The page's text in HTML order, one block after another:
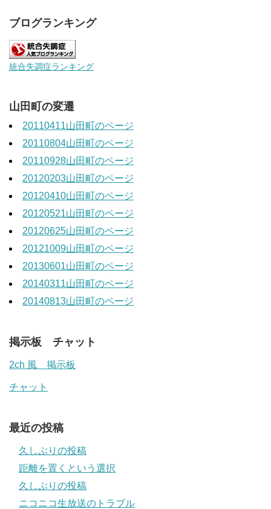
ブログランキング
統合失調症ランキング
山田町の変遷
20110411山田町のページ
20110804山田町のページ
20110928山田町のページ
20120203山田町のページ
20120410山田町のページ
20120521山田町のページ
20120625山田町のページ
20121009山田町のページ
20130601山田町のページ
20140311山田町のページ
20140813山田町のページ
掲示板 チャット
2ch 風 掲示板
チャット
最近の投稿
久しぶりの投稿
距離を置くという選択
久しぶりの投稿
ニコニコ生放送のトラブル